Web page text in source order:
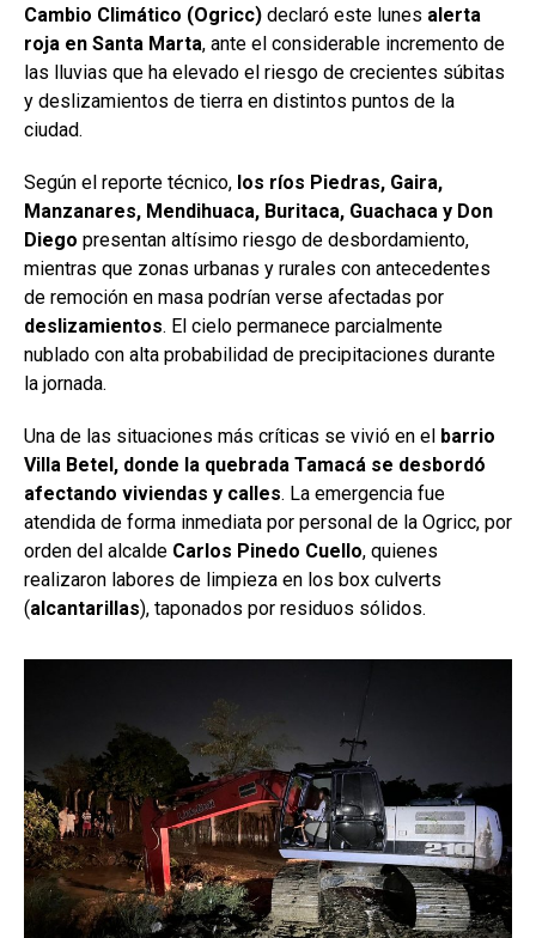
Cambio Climático (Ogricc) declaró este lunes alerta
roja en Santa Marta, ante el considerable incremento de
las lluvias que ha elevado el riesgo de crecientes súbitas
y deslizamientos de tierra en distintos puntos de la
ciudad.
Según el reporte técnico, los ríos Piedras, Gaira,
Manzanares, Mendihuaca, Buritaca, Guachaca y Don
Diego presentan altísimo riesgo de desbordamiento,
mientras que zonas urbanas y rurales con antecedentes
de remoción en masa podrían verse afectadas por
deslizamientos. El cielo permanece parcialmente
nublado con alta probabilidad de precipitaciones durante
la jornada.
Una de las situaciones más críticas se vivió en el barrio
Villa Betel, donde la quebrada Tamacá se desbordó
afectando viviendas y calles. La emergencia fue
atendida de forma inmediata por personal de la Ogricc, por
orden del alcalde Carlos Pinedo Cuello, quienes
realizaron labores de limpieza en los box culverts
(alcantarillas), taponados por residuos sólidos.